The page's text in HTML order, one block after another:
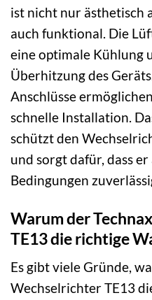
ist nicht nur ästhetisch
auch funktional. Die
eine optimale Kühlung
Überhitzung des
Anschlüsse
schnelle Installation.
schützt den
und sorgt dafür, dass
Bedingungen
Warum der
TE13 die richtige
Es gibt viele Gründe,
Wechselrichter TE13